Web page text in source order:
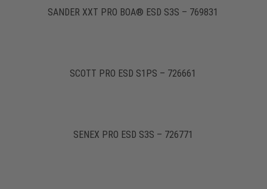
SANDER XXT PRO BOA® ESD S3S – 769831
SCOTT PRO ESD S1PS – 726661
SENEX PRO ESD S3S – 726771